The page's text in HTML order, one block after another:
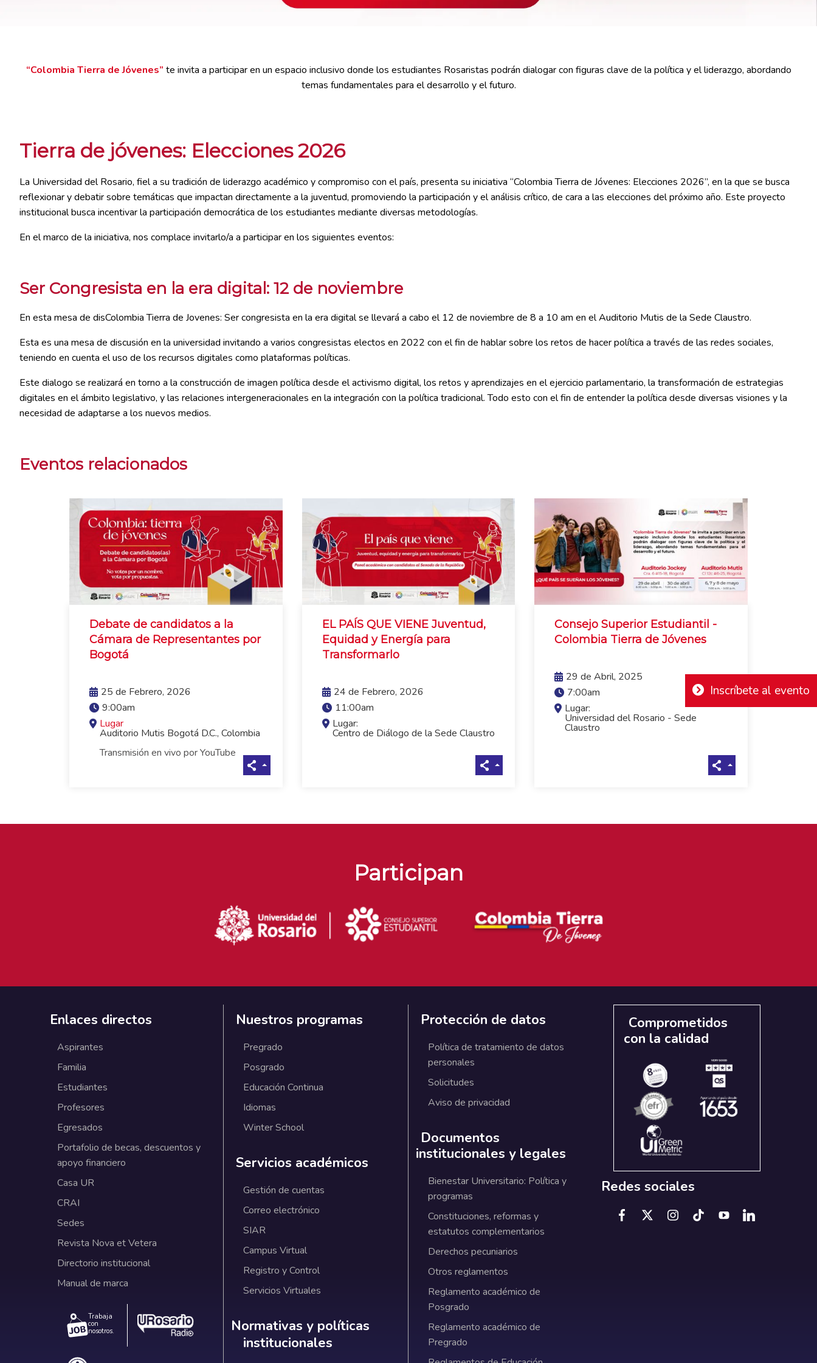
Inscríbete al evento
“Colombia Tierra de Jóvenes” te invita a participar en un espacio inclusivo donde los estudiantes Rosaristas podrán dialogar con figuras clave de la política y el liderazgo, abordando
temas fundamentales para el desarrollo y el futuro.
Tierra de jóvenes: Elecciones 2026
La Universidad del Rosario, fiel a su tradición de liderazgo académico y compromiso con el país, presenta su iniciativa “Colombia Tierra de Jóvenes: Elecciones 2026”, en la que se busca
reflexionar y debatir sobre temáticas que impactan directamente a la juventud, promoviendo la participación y el análisis crítico, de cara a las elecciones del próximo año. Este proyecto
institucional busca incentivar la participación democrática de los estudiantes mediante diversas metodologías.
En el marco de la iniciativa, nos complace invitarlo/a a participar en los siguientes eventos:
Ser Congresista en la era digital: 12 de noviembre
En esta mesa de disColombia Tierra de Jovenes: Ser congresista en la era digital se llevará a cabo el 12 de noviembre de 8 a 10 am en el Auditorio Mutis de la Sede Claustro.
Esta es una mesa de discusión en la universidad invitando a varios congresistas electos en 2022 con el fin de hablar sobre los retos de hacer política a través de las redes sociales,
teniendo en cuenta el uso de los recursos digitales como plataformas políticas.
Este dialogo se realizará en torno a la construcción de imagen política desde el activismo digital, los retos y aprendizajes en el ejercicio parlamentario, la transformación de estrategias
digitales en el ámbito legislativo, y las relaciones intergeneracionales en la integración con la política tradicional. Todo esto con el fin de entender la política desde diversas visiones y la
necesidad de adaptarse a los nuevos medios.
Eventos relacionados
Debate de candidatos a la
Cámara de Representantes por
Bogotá
25 de Febrero, 2026
9:00am
Lugar
Auditorio Mutis Bogotá D.C., Colombia
Transmisión en vivo por YouTube
VER MÁS
EL PAÍS QUE VIENE Juventud,
Equidad y Energía para
Transformarlo
24 de Febrero, 2026
11:00am
Lugar:
Centro de Diálogo de la Sede Claustro
Consejo Superior Estudiantil -
Colombia Tierra de Jóvenes
29 de Abril, 2025
7:00am
Lugar:
Universidad del Rosario - Sede
Claustro
Participan
Enlaces directos
Aspirantes
Familia
Estudiantes
Profesores
Egresados
Portafolio de becas, descuentos y
apoyo financiero
Casa UR
CRAI
Sedes
Revista Nova et Vetera
Directorio institucional
Manual de marca
Trabaja
con
nosotros.
Nuestros programas
Pregrado
Posgrado
Educación Continua
Idiomas
Winter School
Servicios académicos
Gestión de cuentas
Correo electrónico
SIAR
Campus Virtual
Registro y Control
Servicios Virtuales
Normativas y políticas institucionales
Normativas y políticas
institucionales
Protección de datos
Política de tratamiento de datos
personales
Solicitudes
Aviso de privacidad
Documentos
institucionales y legales
Bienestar Universitario: Política y
programas
Constituciones, reformas y
estatutos complementarios
Derechos pecuniarios
Otros reglamentos
Reglamento académico de
Posgrado
Reglamento académico de
Pregrado
Comprometidos
con la calidad
Redes sociales